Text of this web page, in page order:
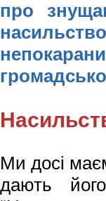
про
Ми досі
дають